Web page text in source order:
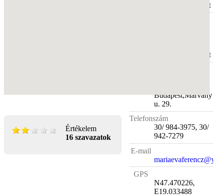
Értékelem
16 szavazatok
Kórház Szemészet
Kórház Szemészet
Budapest,Márvány
u. 29.
Telefonszám
30/ 984-3975, 30/
942-7279
E-mail
GPS
N47.470226,
E19.033488